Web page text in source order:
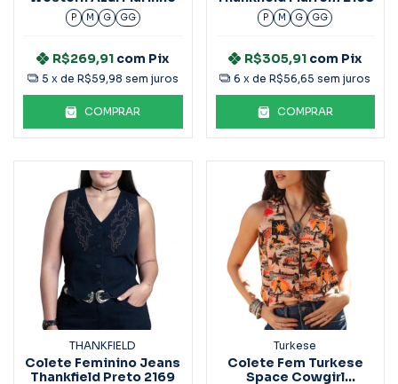
P M G GG
R$269,91 com Pix
5 x de R$59,98 sem juros
COMPRAR
P M G GG
R$305,91 com Pix
6 x deR$56,65 sem juros
COMPRAR
THANKFIELD
Colete Feminino Jeans
Thankfield Preto 2169
Turkese
Colete Fem Turkese
Space Cowgirl